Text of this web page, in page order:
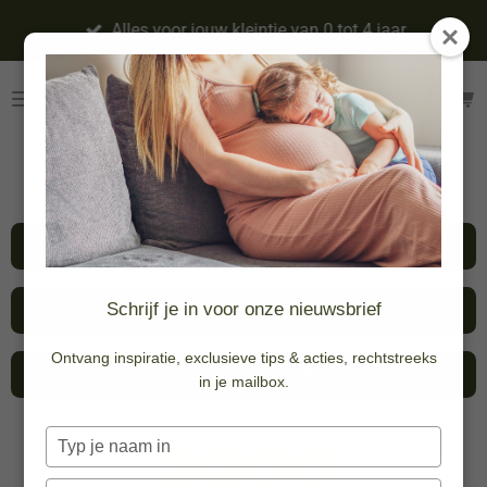
Schrijf je in voor onze nieuwsbrief
Ontvang inspiratie, exclusieve tips & acties, rechtstreeks
in je mailbox.
Typ
je
direct
de
hoofdinhoud
Alles voor jouw kleintje van 0 tot 4 jaar
Afspraak maken
Inschrijven nieuwsbrief
Openingsuren kerstvakantie
F
P
I
T